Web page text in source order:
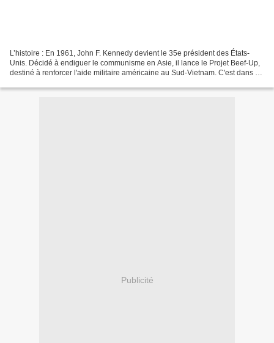
L’histoire : En 1961, John F. Kennedy devient le 35e président des États-
Unis. Décidé à endiguer le communisme en Asie, il lance le Projet Beef-Up,
destiné à renforcer l'aide militaire américaine au Sud-Vietnam. C'est dans ce
Publicité